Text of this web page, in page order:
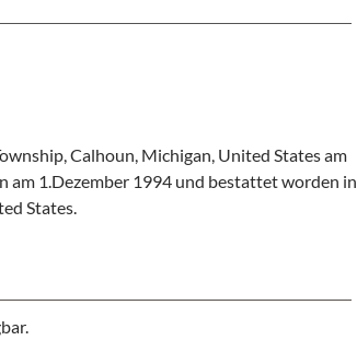
Calhoun, Michigan, United States am
am 1.Dezember 1994 und bestattet worden in
States.